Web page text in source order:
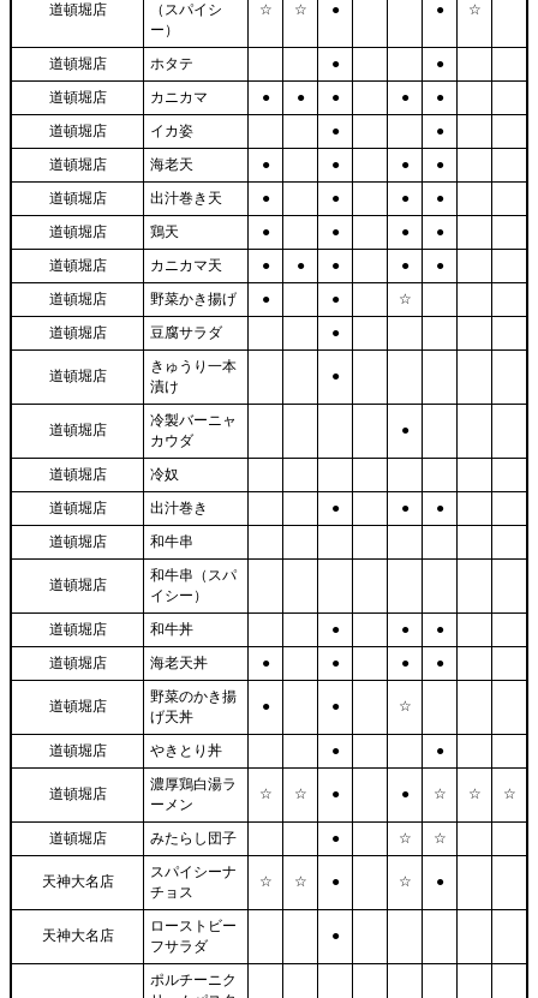
道頓堀店
（スパイシ
ー）
☆ ☆ ● ● ☆
道頓堀店 ホタテ ●
●
道頓堀店
カニカマ ● ● ● ●
●
道頓堀店
イカ姿 ●
●
道頓堀店
海老天 ● ● ●
●
道頓堀店
出汁巻き天 ● ● ●
●
道頓堀店
鶏天 ● ● ●
●
道頓堀店
カニカマ天 ● ● ● ●
●
道頓堀店
野菜かき揚げ ● ●
☆
道頓堀店
豆腐サラダ ●
道頓堀店
きゅうり一本
漬け
●
道頓堀店
冷製バーニャ
カウダ
●
道頓堀店
冷奴
道頓堀店
出汁巻き ● ●
●
道頓堀店
和牛串
道頓堀店
和牛串（スパ
イシー）
道頓堀店
和牛丼 ● ●
●
道頓堀店
海老天丼 ● ● ● ●
道頓堀店
野菜のかき揚
げ天丼
● ● ☆
道頓堀店 やきとり丼 ● ●
道頓堀店
濃厚鶏白湯ラ
ーメン
☆ ☆ ● ● ☆ ☆ ☆
道頓堀店 みたらし団子 ● ☆ ☆
天神大名店
スパイシーナ
チョス
☆ ☆ ● ☆ ●
天神大名店
ローストビー
フサラダ
●
ポルチーニク